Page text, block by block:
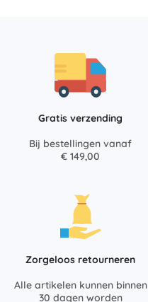
Gratis verzending
Bij bestellingen vanaf
€ 149,00
Zorgeloos retourneren
Alle artikelen kunnen binnen
30 dagen worden